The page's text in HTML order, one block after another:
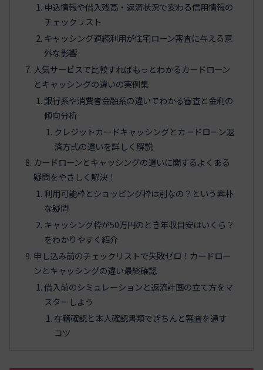
申込情報や借入残高・返済状況で変わる信用情報の
チェックリスト
キャッシング連続利用が住宅ローン審査に与える意
外な影響
人気サービスで比較すればもっとわかるカードローン
とキャッシングの違いの実例集
銀行系や消費者金融系の違いでわかる審査と金利の
傾向分析
クレジットカードキャッシングとカードローン返
済方式の違いを詳しく解説
カードローンとキャッシングの違いに関するよくある
疑問をやさしく解決！
利用可能枠とショッピング枠は別なの？という素朴
な疑問
キャッシング枠が50万円のとき年収目安はいくら？
をわかりやすく紹介
申し込み前のチェックリストで失敗ゼロ！カードロー
ンとキャッシングの違い最終確認
借入前のシミュレーションと返済計画の立て方をマ
スターしよう
在籍確認と本人確認書類できちんと審査を通す
コツ